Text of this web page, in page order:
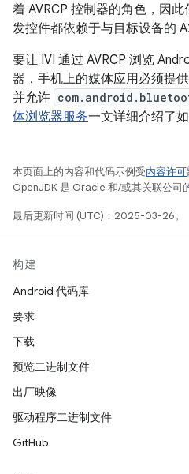
着 AVRCP 控制器的角色，因
发控件都依赖于与目标设备的
要让 IVI 通过 AVRCP 浏览
器，手机上的媒体应用必须提供
并允许
体浏览器服务一文详细介绍了
本页面上的内容和代码示例受内容许可
OpenJDK 是 Oracle 和/或其关联公司
最后更新时间 (UTC)：2025-03-26。
构建
Android 代码库
要求
下载
预览二进制文件
出厂映像
驱动程序二进制文件
GitHub